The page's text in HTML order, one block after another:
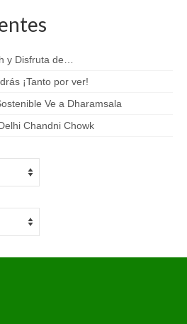
y Disfruta de…
¡Tanto por ver!
Ve a Dharamsala
Chandni Chowk